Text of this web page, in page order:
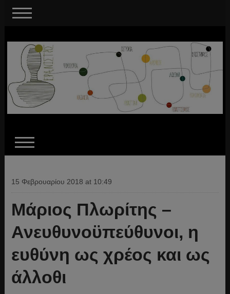
15 Φεβρουαρίου 2018 at 10:49
Μάριος Πλωρίτης –
Ανευθυνοϋπεύθυνοι, η
ευθύνη ως χρέος και ως
άλλοθι